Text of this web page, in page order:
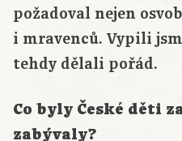
požadoval nejen
i mravenců. Vypili
tehdy dělali pořád.
Co byly České děti
zabývaly?